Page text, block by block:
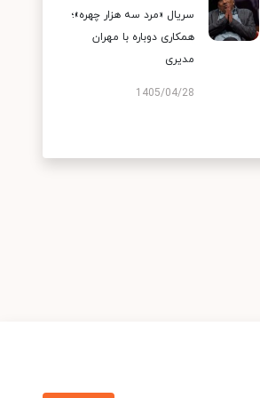
سریال «مرد سه هزار چهره»؛
همکاری دوباره با مهران
مدیری
1405/04/28